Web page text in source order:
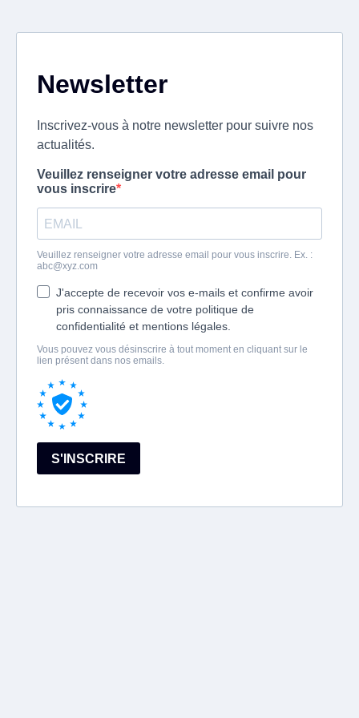
Newsletter
Inscrivez-vous à notre newsletter pour suivre nos
actualités.
Veuillez renseigner votre adresse email pour
vous inscrire
Veuillez renseigner votre adresse email pour vous inscrire. Ex. :
abc@xyz.com
J'accepte de recevoir vos e-mails et confirme avoir
pris connaissance de votre politique de
confidentialité et mentions légales.
Vous pouvez vous désinscrire à tout moment en cliquant sur le
lien présent dans nos emails.
S'INSCRIRE